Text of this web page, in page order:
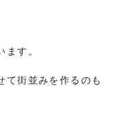
す。
て街並みを作るのも